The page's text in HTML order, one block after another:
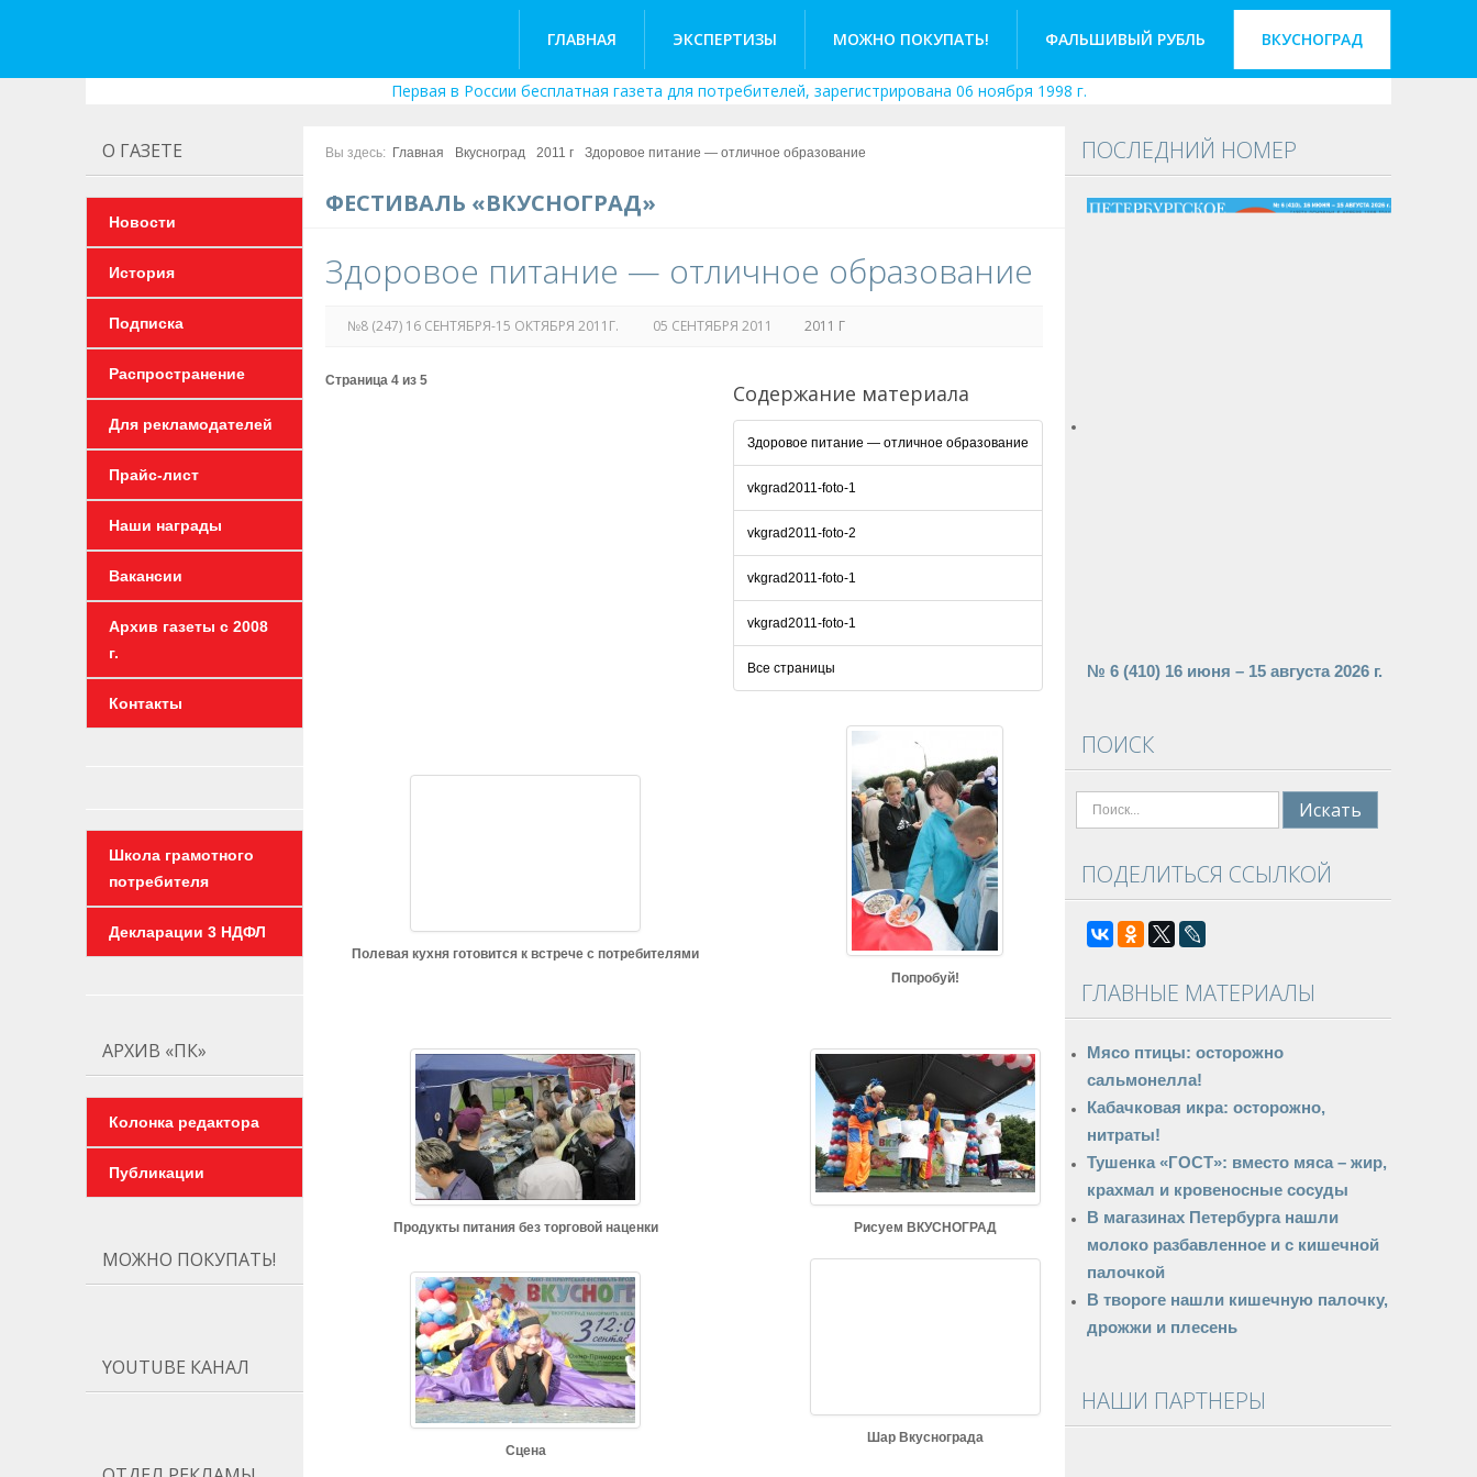
ГЛАВНАЯ ЭКСПЕРТИЗЫ МОЖНО ПОКУПАТЬ! ФАЛЬШИВЫЙ РУБЛЬ ВКУСНОГРАД
Первая в России бесплатная газета для потребителей, зарегистрирована 06 ноября 1998 г.
Вы здесь: Главная Вкусноград 2011 г Здоровое питание — отличное образование
ФЕСТИВАЛЬ «ВКУСНОГРАД»
Здоровое питание — отличное образование
№8 (247) 16 СЕНТЯБРЯ-15 ОКТЯБРЯ 2011Г. 05 СЕНТЯБРЯ 2011 2011 Г
Содержание материала
Здоровое питание — отличное образование
vkgrad2011-foto-1
vkgrad2011-foto-2
vkgrad2011-foto-1
vkgrad2011-foto-1
Все страницы
Страница 4 из 5
Полевая кухня готовится к встрече с потребителями
Попробуй!
Продукты питания без торговой наценки Рисуем ВКУСНОГРАД
Сцена
Шар Вкуснограда
О ГАЗЕТЕ
Новости
История
Подписка
Распространение
Для рекламодателей
Прайс-лист
Наши награды
Вакансии
Архив газеты с 2008
г.
Контакты
Школа грамотного
потребителя
Декларации 3 НДФЛ
АРХИВ «ПК»
Колонка редактора
Публикации
МОЖНО ПОКУПАТЬ!
YOUTUBE КАНАЛ
ПОСЛЕДНИЙ НОМЕР
№ 6 (410) 16 июня – 15 августа 2026 г.
ПОИСК
Поиск Искать
ПОДЕЛИТЬСЯ ССЫЛКОЙ
ГЛАВНЫЕ МАТЕРИАЛЫ
Мясо птицы: осторожно
сальмонелла!
Кабачковая икра: осторожно,
нитраты!
Тушенка «ГОСТ»: вместо мяса – жир,
крахмал и кровеносные сосуды
В магазинах Петербурга нашли
молоко разбавленное и с кишечной
палочкой
В твороге нашли кишечную палочку,
дрожжи и плесень
НАШИ ПАРТНЕРЫ